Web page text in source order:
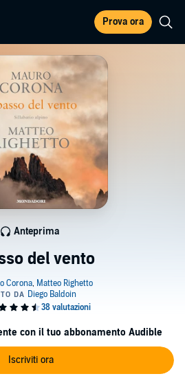
Prova ora
del vento
Anteprima
con il tuo abbonamento Audible
Iscriviti ora